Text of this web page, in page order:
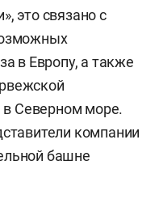
это связано с
в Европу, а также
в Северном море.
компании
башне